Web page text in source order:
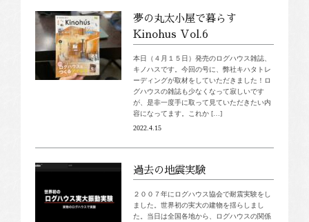
夢の丸太小屋で暮らす
Kinohus Vol.6
本日（４月１５日）発売のログハウス雑誌、
キノハスです。今回の号に、弊社キハタトレ
ーディングが取材をしていただきました！ロ
グハウスの雑誌も少なくなって寂しいです
が、是非一度手に取って見ていただきたい内
容になってます。これか […]
2022.4.15
過去の地震実験
２００７年にログハウス協会で耐震実験をし
ました。世界初の実大の建物を揺らしまし
た。当日は全国各地から、ログハウスの関係